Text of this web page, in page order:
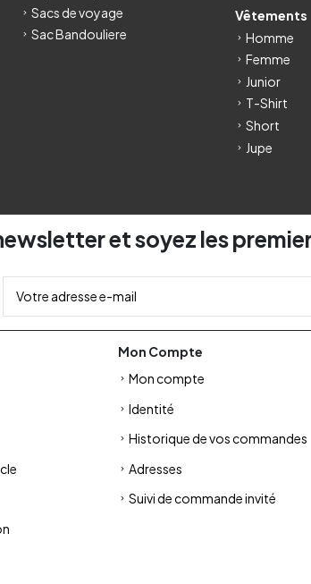
Sacs de voyage
Sac Bandouliere
Vêtements
Homme
Femme
Junior
T-Shirt
Short
Jupe
et soyez les
Mon Compte
Mon compte
Identité
Historique de vos commandes
Adresses
Suivi de commande invité